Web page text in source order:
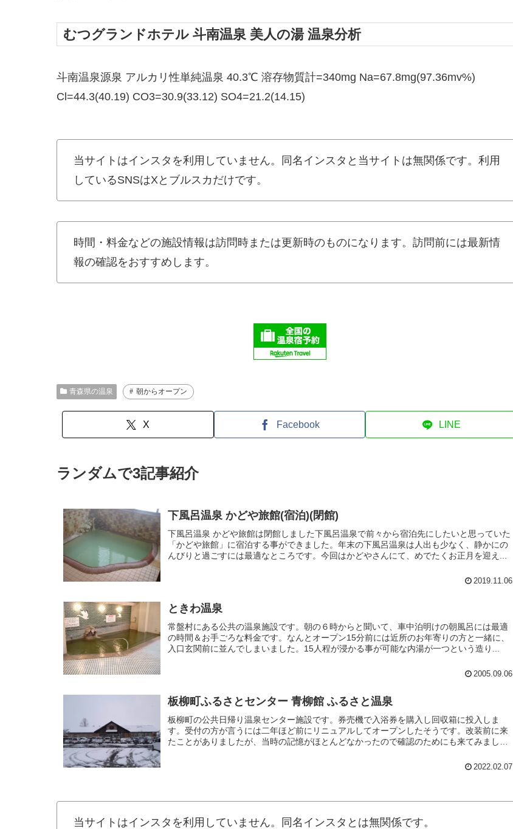
むつグランドホテル 斗南温泉 美人の湯 温泉分析
斗南温泉源泉 アルカリ性単純温泉 40.3℃ 溶存物質計=340mg Na=67.8mg(97.36mv%)
Cl=44.3(40.19) CO3=30.9(33.12) SO4=21.2(14.15)
当サイトはインスタを利用していません。同名インスタと当サイトは無関係です。利用
しているSNSはXとブルスカだけです。
時間・料金などの施設情報は訪問時または更新時のものになります。訪問前には最新情
報の確認をおすすめします。
青森県の温泉 朝からオープン
X Facebook LINE
ランダムで3記事紹介
下風呂温泉 かどや旅館(宿泊)(閉館)
下風呂温泉 かどや旅館は閉館しました下風呂温泉で前々から宿泊先にしたいと思っていた
「かどや旅館」に宿泊する事ができました。年末の下風呂温泉は人出も少なく、静かにの
んびりと過ごすには最適なところです。今回はかどやさんにて、めでたくお正月を迎え...
2019.11.06
ときわ温泉
常盤村にある公共の温泉施設です。朝の６時からと聞いて、車中泊明けの朝風呂には最適
の時間＆お手ごろな料金です。なんとオープン15分前には近所のお年寄りの方と一緒に、
入口玄関前に並んでしまいました。15人程が浸かる事が可能な内湯が一つという造り...
2005.09.06
板柳町ふるさとセンター 青柳館 ふるさと温泉
板柳町の公共日帰り温泉センター施設です。券売機で入浴券を購入し回収箱に投入しま
す。受付の方が言うには二年ほど前にリニュアルしてオープンしたそうです。改装前に来
たことがありましたが、当時の記憶がほとんどなかったので確認のためにも来てみまし
2022.02.07
当サイトはインスタを利用していません。同名インスタとは無関係です。